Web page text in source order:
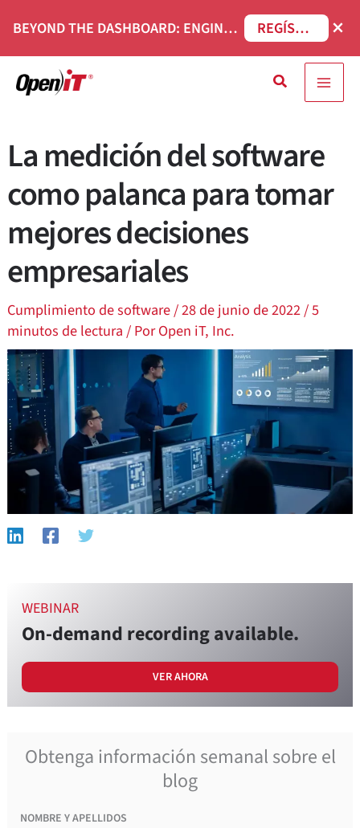
contenido
BEYOND THE DASHBOARD: ENGINEERING SOFTWARE IN SERVICENOW WEBINAR REGÍSTRESE AHORA ×
Buscar
La medición del software
como palanca para tomar
mejores decisiones
empresariales
Cumplimiento de software/28 de junio de 2022/5
minutos de lectura/ PorOpen iT, Inc.
WEBINAR
On-demand recording available.
VER AHORA
Obtenga información semanal sobre el
blog
NOMBRE Y APELLIDOS